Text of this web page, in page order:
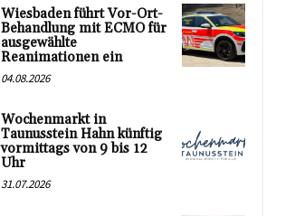
Wiesbaden führt Vor-Ort-
Behandlung mit ECMO für
ausgewählte
Reanimationen ein
04.08.2026
Wochenmarkt in
Taunusstein Hahn künftig
vormittags von 9 bis 12
Uhr
31.07.2026